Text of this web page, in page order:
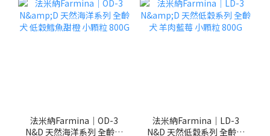
法米納Farmina｜OD-3
N&D 天然海洋系列 全齡犬
法米納Farmina｜LD-3
N&D 天然低穀系列 全齡犬